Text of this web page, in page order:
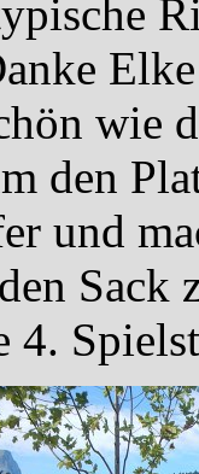
wie
den
und
Sack
4.